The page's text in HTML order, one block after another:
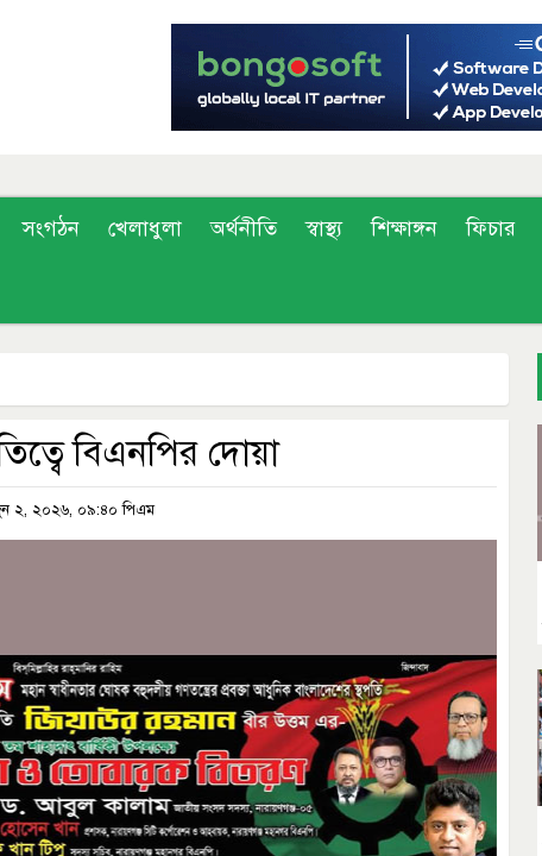
সংগঠন খেলাধুলা অর্থনীতি স্বাস্থ্য শিক্ষাঙ্গন ফিচার
বিএনপির দোয়া
২, ২০২৬, ০৯:৪০ পিএম